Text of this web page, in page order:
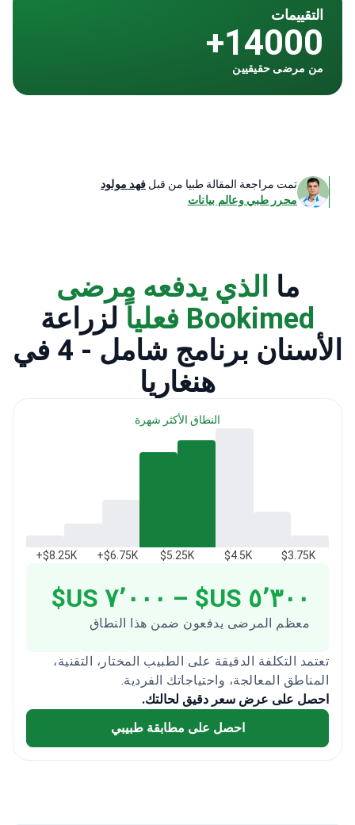
تمت مراجعة المقالة طبيا من قبل فهد مولود
محرر طبي وعالم بيانات
التقييمات
14000+
من مرضى حقيقيين
ما الذي يدفعه مرضى
Bookimed فعلياً
لزراعة
الأسنان برنامج شامل - 4 في
هنغاريا
النطاق الأكثر شهرة
$3.75K
$4.5K
$5.25K
$6.75K+
$8.25K+
٥٬٣٠٠ US$ – ٧٬٠٠٠ US$
معظم المرضى يدفعون ضمن هذا النطاق
تعتمد التكلفة الدقيقة على الطبيب المختار، التقنية،
المناطق المعالجة، واحتياجاتك الفردية.
احصل على عرض سعر دقيق لحالتك.
احصل على مطابقة طبيبي